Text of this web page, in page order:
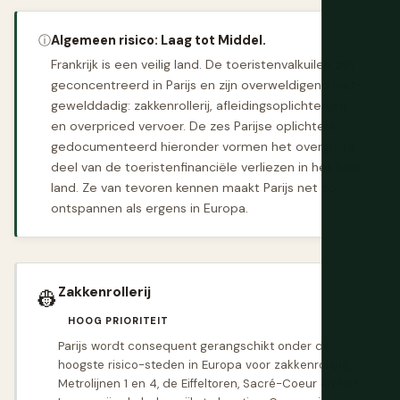
ⓘAlgemeen risico: Laag tot Middel.
Frankrijk is een veilig land. De toeristenvalkuilen zijn
geconcentreerd in Parijs en zijn overweldigend niet-
gewelddadig: zakkenrollerij, afleidingsoplichterijen
en overpriced vervoer. De zes Parijse oplichters
gedocumenteerd hieronder vormen het overgrote
deel van de toeristenfinanciële verliezen in het hele
land. Ze van tevoren kennen maakt Parijs net zo
ontspannen als ergens in Europa.
👷 Zakkenrollerij
HOOG PRIORITEIT
Parijs wordt consequent gerangschikt onder de
hoogste risico-steden in Europa voor zakkenrollerij.
Metrolijnen 1 en 4, de Eiffeltoren, Sacré-Coeur en het